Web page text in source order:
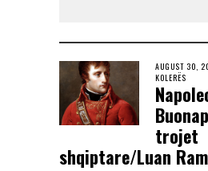
AUGUST 30,
KOLERËS
trojet
shqiptare/Luan